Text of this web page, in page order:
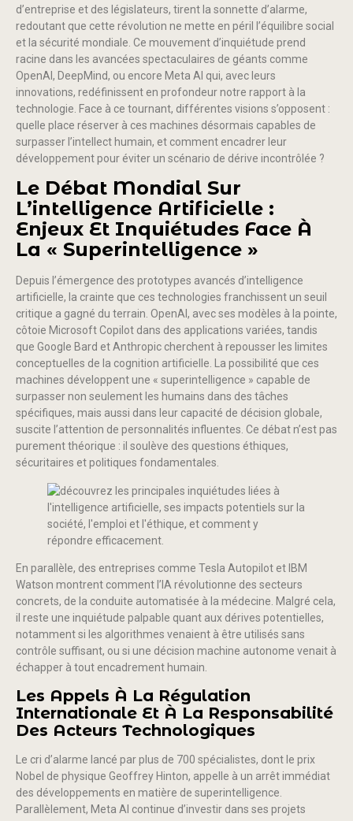
d’entreprise et des législateurs, tirent la sonnette d’alarme,
redoutant que cette révolution ne mette en péril l’équilibre social
et la sécurité mondiale. Ce mouvement d’inquiétude prend
racine dans les avancées spectaculaires de géants comme
OpenAI, DeepMind, ou encore Meta AI qui, avec leurs
innovations, redéfinissent en profondeur notre rapport à la
technologie. Face à ce tournant, différentes visions s’opposent :
quelle place réserver à ces machines désormais capables de
surpasser l’intellect humain, et comment encadrer leur
développement pour éviter un scénario de dérive incontrôlée ?
Le Débat Mondial Sur
L’intelligence Artificielle :
Enjeux Et Inquiétudes Face À
La « Superintelligence »
Depuis l’émergence des prototypes avancés d’intelligence
artificielle, la crainte que ces technologies franchissent un seuil
critique a gagné du terrain. OpenAI, avec ses modèles à la pointe,
côtoie Microsoft Copilot dans des applications variées, tandis
que Google Bard et Anthropic cherchent à repousser les limites
conceptuelles de la cognition artificielle. La possibilité que ces
machines développent une « superintelligence » capable de
surpasser non seulement les humains dans des tâches
spécifiques, mais aussi dans leur capacité de décision globale,
suscite l’attention de personnalités influentes. Ce débat n’est pas
purement théorique : il soulève des questions éthiques,
sécuritaires et politiques fondamentales.
En parallèle, des entreprises comme Tesla Autopilot et IBM
Watson montrent comment l’IA révolutionne des secteurs
concrets, de la conduite automatisée à la médecine. Malgré cela,
il reste une inquiétude palpable quant aux dérives potentielles,
notamment si les algorithmes venaient à être utilisés sans
contrôle suffisant, ou si une décision machine autonome venait à
échapper à tout encadrement humain.
Les Appels À La Régulation
Internationale Et À La Responsabilité
Des Acteurs Technologiques
Le cri d’alarme lancé par plus de 700 spécialistes, dont le prix
Nobel de physique Geoffrey Hinton, appelle à un arrêt immédiat
des développements en matière de superintelligence.
Parallèlement, Meta AI continue d’investir dans ses projets